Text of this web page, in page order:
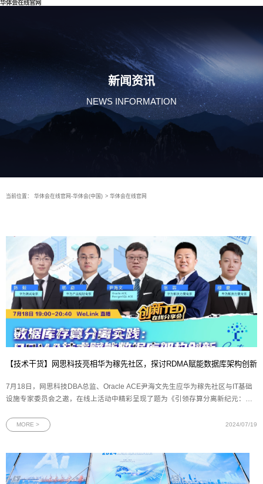
华体会在线官网
新闻资讯
NEWS INFORMATION
当前位置： 华体会在线官网-华体会(中国) > 华体会在线官网
【技术干货】网思科技亮相华为稼先社区，探讨RDMA赋能数据库架构创新
7月18日，网思科技DBA总监、Oracle ACE尹海文先生应华为稼先社区与IT基础
设施专家委员会之邀，在线上活动中精彩呈现了题为《引领存算分离新纪元：
RDMA（Remote Direct Memory Access）技术与数据库领域的深度融合，不仅
MORE > 2024/07/19